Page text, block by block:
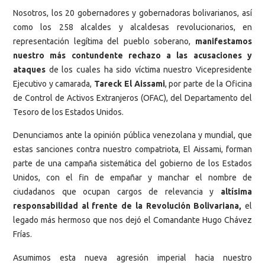
Nosotros, los 20 gobernadores y gobernadoras bolivarianos, así
como los 258 alcaldes y alcaldesas revolucionarios, en
representación legítima del pueblo soberano, manifestamos
nuestro más contundente rechazo a las acusaciones y
ataques de los cuales ha sido víctima nuestro Vicepresidente
Ejecutivo y camarada, Tareck El Aissami, por parte de la Oficina
de Control de Activos Extranjeros (OFAC), del Departamento del
Tesoro de los Estados Unidos.
Denunciamos ante la opinión pública venezolana y mundial, que
estas sanciones contra nuestro compatriota, El Aissami, forman
parte de una campaña sistemática del gobierno de los Estados
Unidos, con el fin de empañar y manchar el nombre de
ciudadanos que ocupan cargos de relevancia y altísima
responsabilidad al frente de la Revolución Bolivariana, el
legado más hermoso que nos dejó el Comandante Hugo Chávez
Frías.
Asumimos esta nueva agresión imperial hacia nuestro